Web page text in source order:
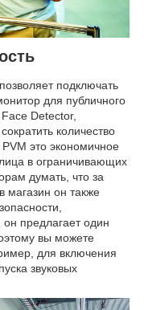
подключать
для публичного
Detector,
количество
это экономичное
в ограничивающих
думать, что за
магазин он также
предлагает один
вы можете
для включения
звуковых